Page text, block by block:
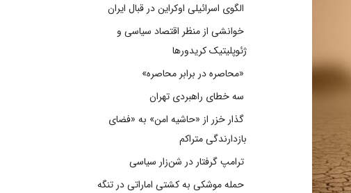
الگوی اسرائیلی اوکراین در قبال ایران
خوانشی از منظر اقتصاد سیاسی و
ژئوپلیتیک کریدورها
«محاصره در برابر محاصره»
سه خطای راهبردی تهران
گذار خزر از «حاشیه امن» به «فضای
بازدارندگی متراکم
ترامپ گرفتار در شن‌زار سیاسی
حمله موشکی به کشتی اماراتی در تنگه